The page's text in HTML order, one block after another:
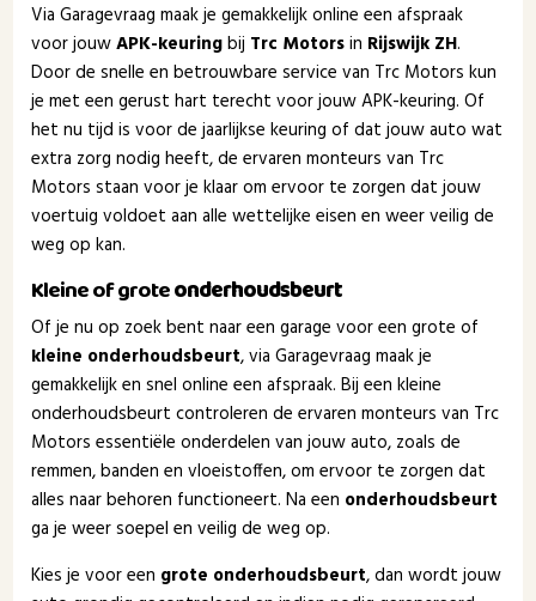
Via Garagevraag maak je gemakkelijk online een afspraak
voor jouwAPK-keuringbij Trc Motorsin Rijswijk ZH.
Door de snelle en betrouwbare service van Trc Motors kun
je met een gerust hart terecht voor jouw APK-keuring. Of
het nu tijd is voor de jaarlijkse keuring of dat jouw auto wat
extra zorg nodig heeft, de ervaren monteurs van Trc
Motors staan voor je klaar om ervoor te zorgen dat jouw
voertuig voldoet aan alle wettelijke eisen en weer veilig de
weg op kan.
Kleine of groteonderhoudsbeurt
Of je nu op zoek bent naar een garage voor een grote of
kleine onderhoudsbeurt, via Garagevraag maak je
gemakkelijk en snel online een afspraak. Bij een kleine
onderhoudsbeurt controleren de ervaren monteurs van Trc
Motors essentiële onderdelen van jouw auto, zoals de
remmen, banden en vloeistoffen, om ervoor te zorgen dat
alles naar behoren functioneert. Na een onderhoudsbeurt
ga je weer soepel en veilig de weg op.
Kies je voor een grote onderhoudsbeurt, dan wordt jouw